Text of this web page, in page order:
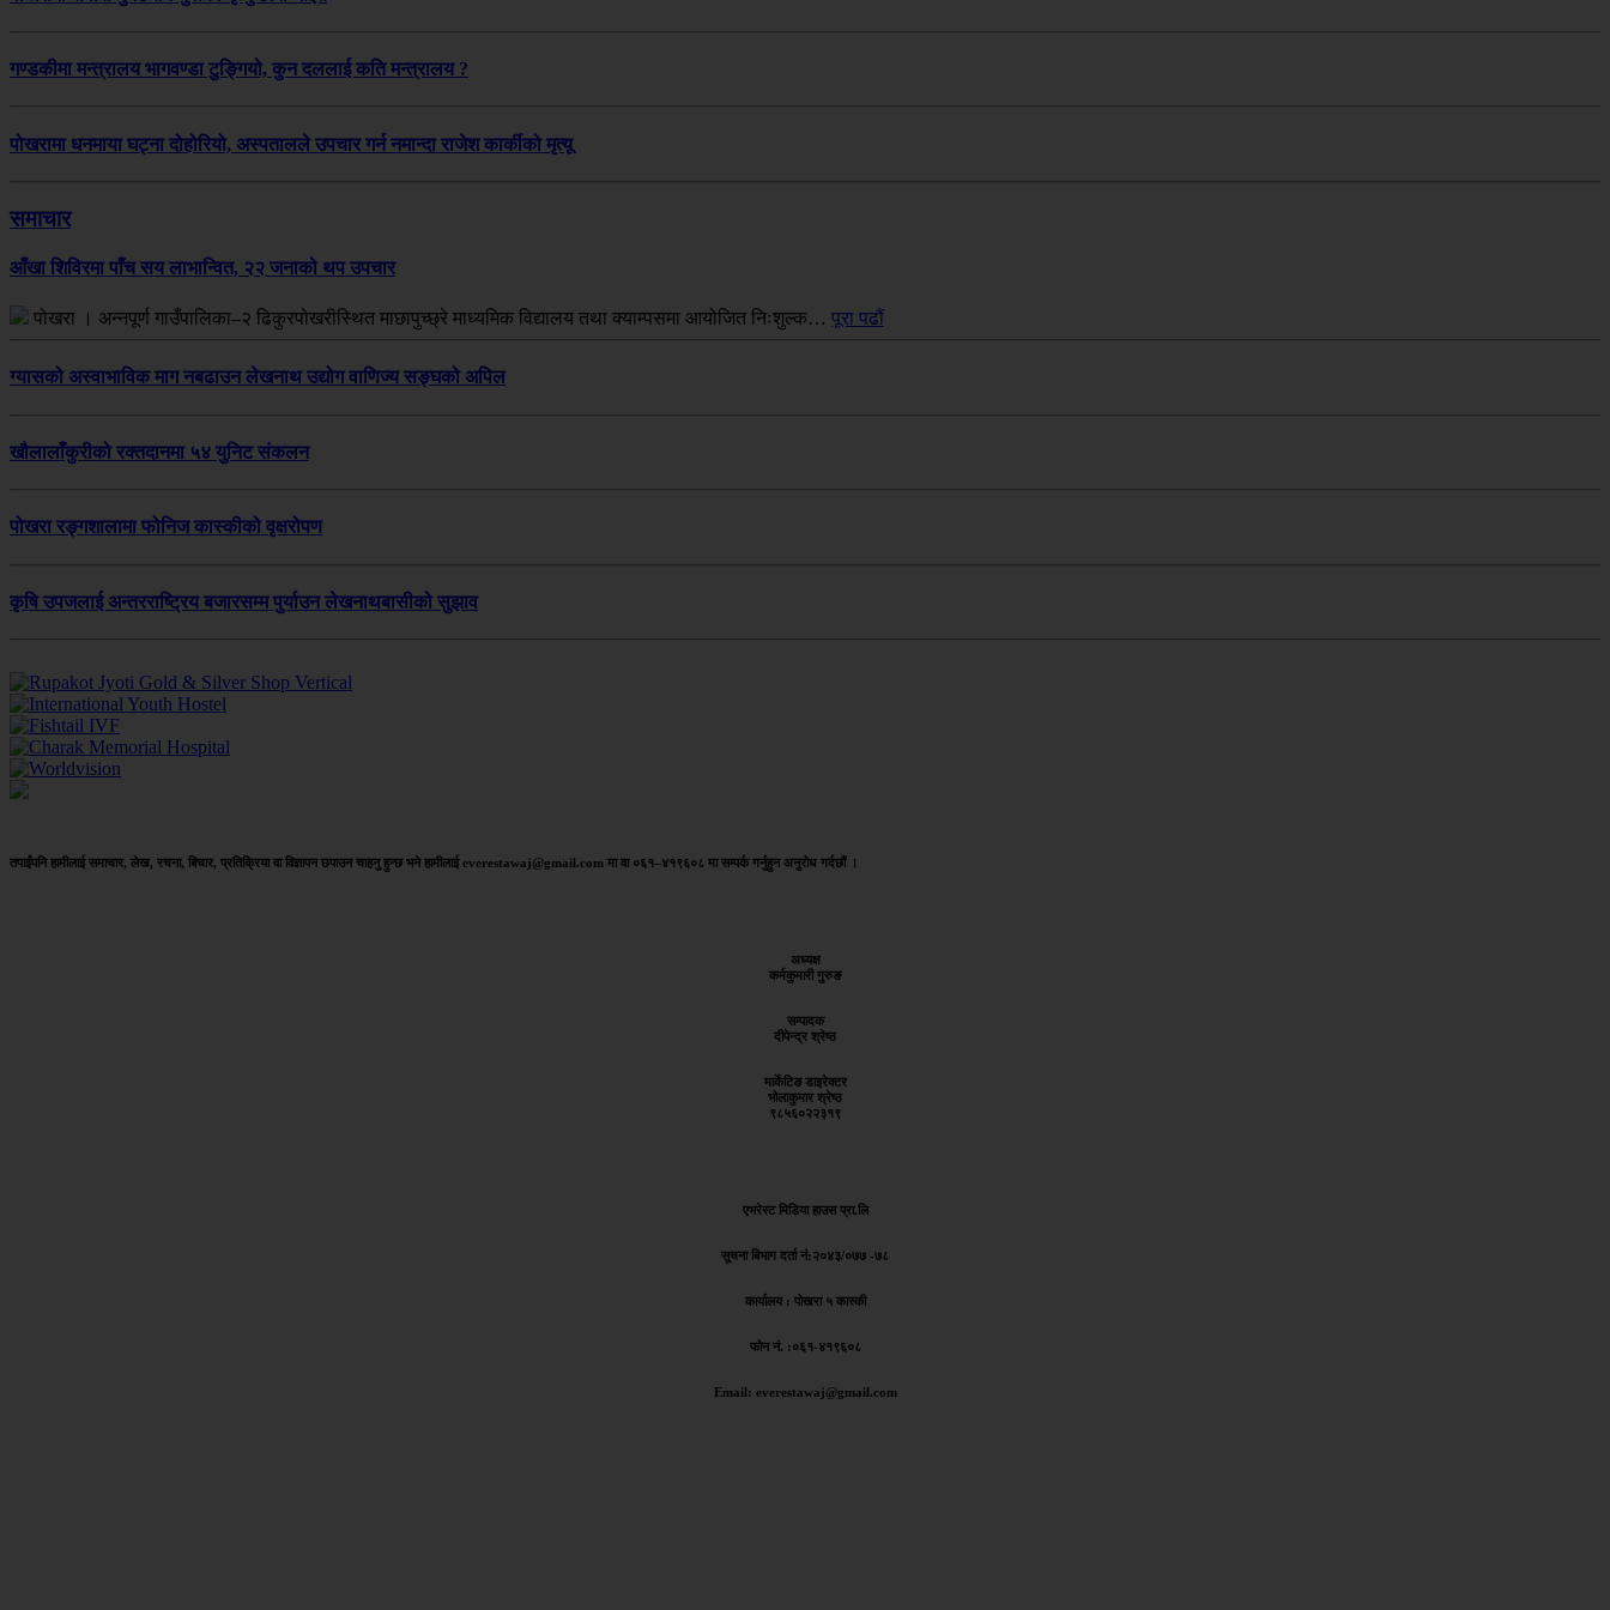
गण्डकीमा मन्त्रालय भागवण्डा टुङ्गियो, कुन दललाई कति मन्त्रालय ?
पोखरामा धनमाया घट्ना दोहोरियो, अस्पतालले उपचार गर्न नमान्दा राजेश कार्कीको मृत्यू
समाचार
आँखा शिविरमा पाँच सय लाभान्वित, २२ जनाको थप उपचार
पोखरा । अन्नपूर्ण गाउँपालिका–२ ढिकुरपोखरीस्थित माछापुच्छ्रे माध्यमिक विद्यालय तथा क्याम्पसमा आयोजित निःशुल्क… पूरा पढौं
ग्यासको अस्वाभाविक माग नबढाउन लेखनाथ उद्योग वाणिज्य सङ्घको अपिल
खौलालाँकुरीको रक्तदानमा ५४ युनिट संकलन
पोखरा रङ्गशालामा फोनिज कास्कीको वृक्षरोपण
कृषि उपजलाई अन्तरराष्ट्रिय बजारसम्म पुर्याउन लेखनाथबासीको सुझाव
तपाईंपनि हामीलाई समाचार, लेख, रचना, बिचार, प्रतिक्रिया वा विज्ञापन छपाउन चाहनु हुन्छ भने हामीलाई everestawaj@gmail.com मा वा ०६१–४१९६०८ मा सम्पर्क गर्नुहुन अनुरोध गर्दछौं ।
अध्यक्ष
कर्मकुमारी गुरुङ
सम्पादक
दीपेन्द्र श्रेष्ठ
मार्केटिङ डाइरेक्टर
भोलाकुमार श्रेष्ठ
९८५६०२२३१९
एभरेस्ट मिडिया हाउस प्रा.लि
सूचना बिभाग दर्ता नं:२०४३/०७७ -७८
कार्यालय : पोखरा ५ कास्की
फोन नं. :०६१-४१९६०८
Email: everestawaj@gmail.com